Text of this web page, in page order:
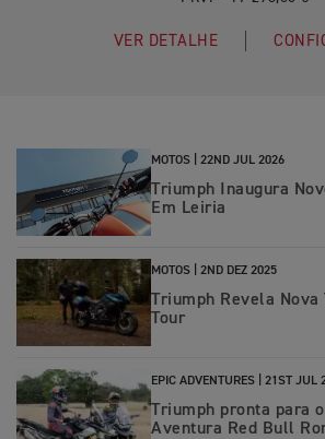
VER DETALHE
MOTOS | 22ND JUL 2026
Triumph Inaugura
Em Leiria
MOTOS | 2ND DEZ 2025
Triumph Revela Nova
Tour
EPIC ADVENTURES | 21ST JUL
Triumph pronta para
Aventura Red Bull